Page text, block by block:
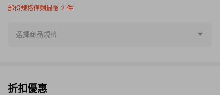
部份規格僅剩最後 2 件
選擇商品規格
折扣優惠